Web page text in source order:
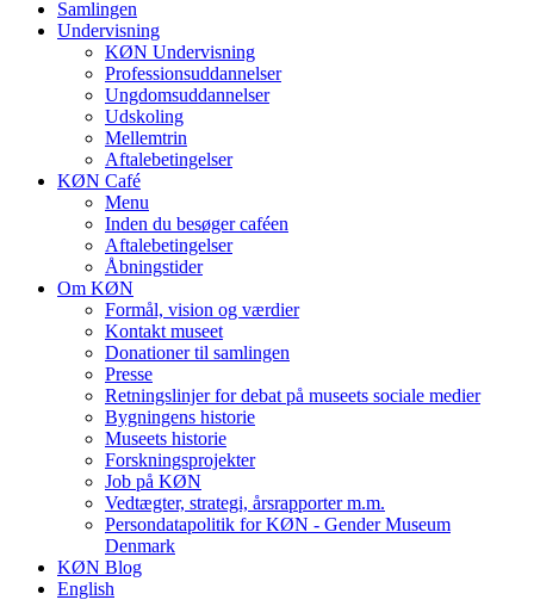
Samlingen
Undervisning
KØN Undervisning
Professionsuddannelser
Ungdomsuddannelser
Udskoling
Mellemtrin
Aftalebetingelser
KØN Café
Menu
Inden du besøger caféen
Aftalebetingelser
Åbningstider
Om KØN
Formål, vision og værdier
Kontakt museet
Donationer til samlingen
Presse
Retningslinjer for debat på museets sociale medier
Bygningens historie
Museets historie
Forskningsprojekter
Job på KØN
Vedtægter, strategi, årsrapporter m.m.
Persondatapolitik for KØN - Gender Museum
Denmark
KØN Blog
English